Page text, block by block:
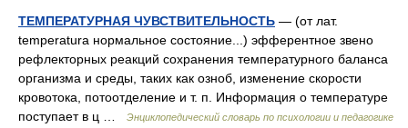
ТЕМПЕРАТУРНАЯ ЧУВСТВИТЕЛЬНОСТЬ — (от лат.
temperatura нормальное состояние...) эфферентное звено
рефлекторных реакций сохранения температурного баланса
организма и среды, таких как озноб, изменение скорости
кровотока, потоотделение и т. п. Информация о температуре
поступает в ц …
Энциклопедический словарь по психологии и педагогике